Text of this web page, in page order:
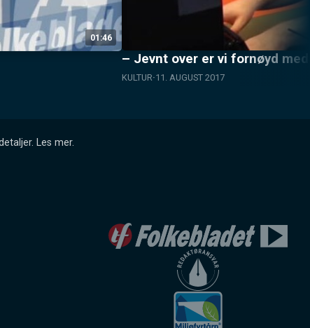
01:46
– Jevnt over er vi fornøyd
KULTUR 11. AUGUST 2017
Les mer.